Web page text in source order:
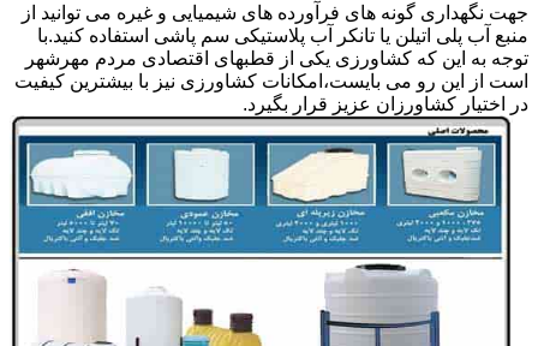
جهت نگهداری گونه های فرآورده های شیمیایی و غیره می توانید از
منبع آب پلی اتیلن یا تانکر آب پلاستیکی سم پاشی استفاده کنید.با
توجه به این که کشاورزی یکی از قطبهای اقتصادی مردم مهرشهر
است از این رو می بایست،امکانات کشاورزی نیز با بیشترین کیفیت
در اختیار کشاورزان عزیز قرار بگیرد.